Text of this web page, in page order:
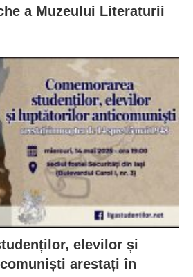
a Muzeului Literaturii
elevilor și
arestați în